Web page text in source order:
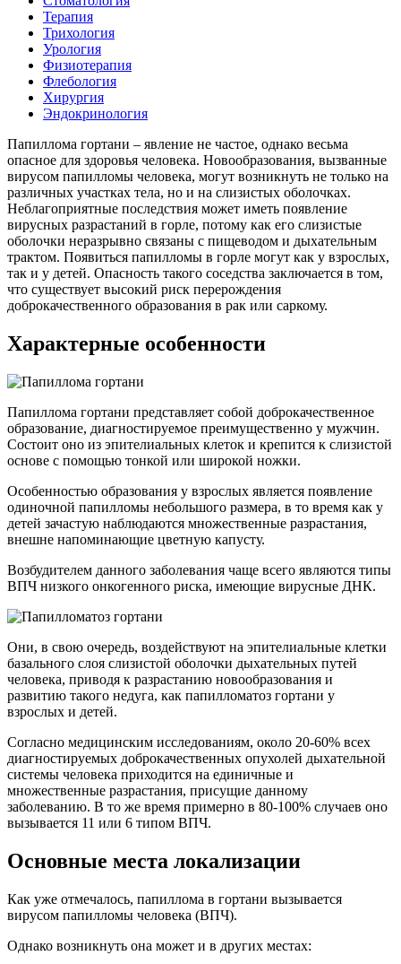
Терапия
Трихология
Урология
Физиотерапия
Флебология
Хирургия
Эндокринология
Папиллома гортани – явление не частое, однако весьма
опасное для здоровья человека. Новообразования, вызванные
вирусом папилломы человека, могут возникнуть не только на
различных участках тела, но и на слизистых оболочках.
Неблагоприятные последствия может иметь появление
вирусных разрастаний в горле, потому как его слизистые
оболочки неразрывно связаны с пищеводом и дыхательным
трактом. Появиться папилломы в горле могут как у взрослых,
так и у детей. Опасность такого соседства заключается в том,
что существует высокий риск перерождения
доброкачественного образования в рак или саркому.
Характерные особенности
Папиллома гортани представляет собой доброкачественное
образование, диагностируемое преимущественно у мужчин.
Состоит оно из эпителиальных клеток и крепится к слизистой
основе с помощью тонкой или широкой ножки.
Особенностью образования у взрослых является появление
одиночной папилломы небольшого размера, в то время как у
детей зачастую наблюдаются множественные разрастания,
внешне напоминающие цветную капусту.
Возбудителем данного заболевания чаще всего являются типы
ВПЧ низкого онкогенного риска, имеющие вирусные ДНК.
Они, в свою очередь, воздействуют на эпителиальные клетки
базального слоя слизистой оболочки дыхательных путей
человека, приводя к разрастанию новообразования и
развитию такого недуга, как папилломатоз гортани у
взрослых и детей.
Согласно медицинским исследованиям, около 20-60% всех
диагностируемых доброкачественных опухолей дыхательной
системы человека приходится на единичные и
множественные разрастания, присущие данному
заболеванию. В то же время примерно в 80-100% случаев оно
вызывается 11 или 6 типом ВПЧ.
Основные места локализации
Как уже отмечалось, папиллома в гортани вызывается
вирусом папилломы человека (ВПЧ).
Однако возникнуть она может и в других местах: